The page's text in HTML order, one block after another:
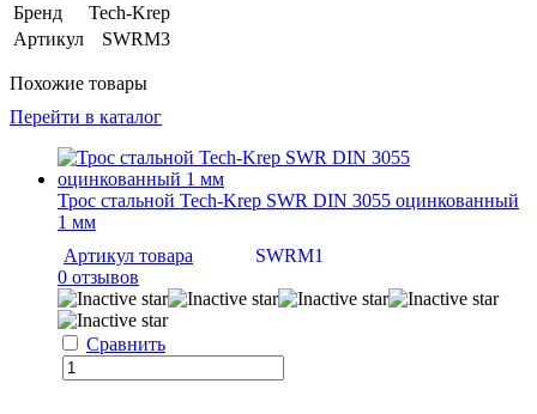
Бренд
Tech-Krep
Артикул
SWRM3
Похожие товары
Перейти в каталог
Трос стальной Tech-Krep SWR DIN 3055 оцинкованный
1 мм
Артикул товара
SWRM1
0 отзывов
Сравнить